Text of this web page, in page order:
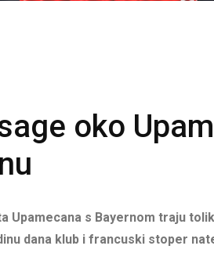
oko
Upamecana s Bayernom traju
dana klub i francuski stoper